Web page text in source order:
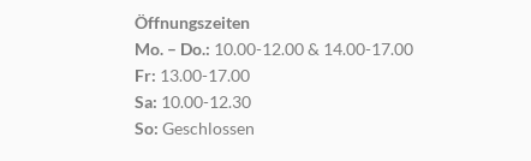
Öffnungszeiten
Mo. – Do.: 10.00-12.00 & 14.00-17.00
Fr: 13.00-17.00
Sa: 10.00-12.30
So: Geschlossen